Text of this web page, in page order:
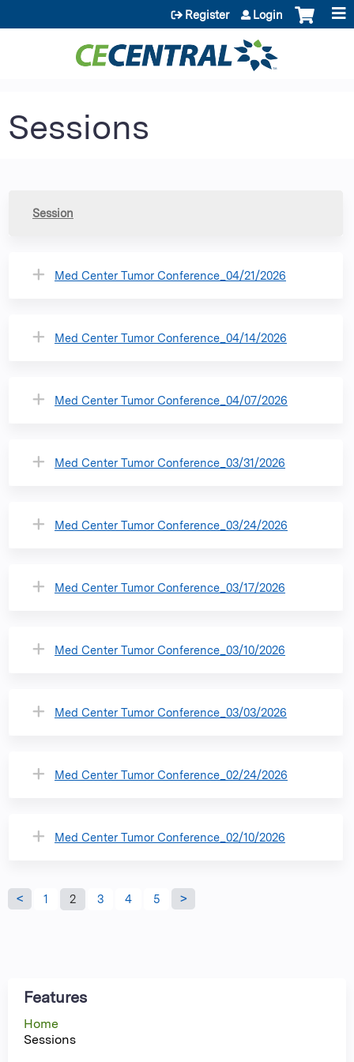
Jump to content
Register Login
Sessions
Session
Med Center Tumor Conference_04/21/2026
Med Center Tumor Conference_04/14/2026
Med Center Tumor Conference_04/07/2026
Med Center Tumor Conference_03/31/2026
Med Center Tumor Conference_03/24/2026
Med Center Tumor Conference_03/17/2026
Med Center Tumor Conference_03/10/2026
Med Center Tumor Conference_03/03/2026
Med Center Tumor Conference_02/24/2026
Med Center Tumor Conference_02/10/2026
P
1 2 3 4 5
Features
Home
Sessions